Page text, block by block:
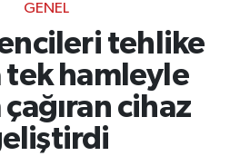
GENEL
tehlike
tek hamleyle
cihaz